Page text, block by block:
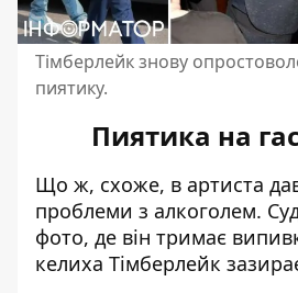
Тімберлейк знову
пиятику.
Пиятика на
Що ж, схоже, в артиста
проблеми з алкоголем.
фото, де він тримає
келиха Тімберлейк